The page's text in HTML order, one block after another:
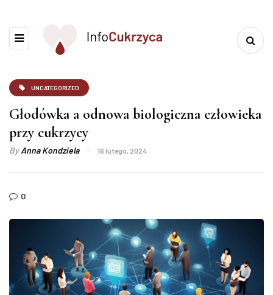
UNCATEGORIZED
Głodówka a odnowa biologiczna człowieka
przy cukrzycy
ByAnna Kondziela 16 lutego, 2024
0